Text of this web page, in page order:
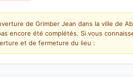
de Grimber Jean dans la ville de
encore été complétés. Si vous
et de fermeture du lieu :